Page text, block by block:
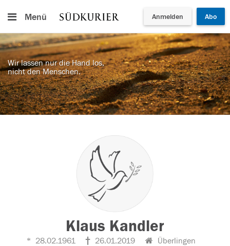
Menü Anmelden Abo
Wir lassen nur die Hand los,
nicht den Menschen.
Klaus Kandler
28.02.1961 26.01.2019 Überlingen